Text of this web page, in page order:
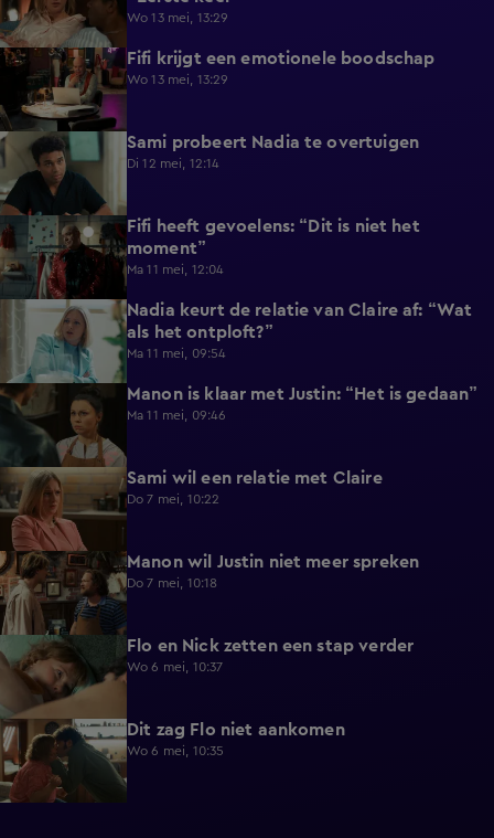
Wo 13 mei, 13:29
2:12 Fifi krijgt een emotionele boodschap
Wo 13 mei, 13:29
0:53 Sami probeert Nadia te overtuigen
Di 12 mei, 12:14
0:44
Fifi heeft gevoelens: “Dit is niet het
moment”
Ma 11 mei, 12:04
Nadia keurt de relatie van Claire af: “Wat
als het ontploft?”
Ma 11 mei, 09:54
0:59 Manon is klaar met Justin: “Het is gedaan”
Ma 11 mei, 09:46
1:21 Sami wil een relatie met Claire
Do 7 mei, 10:22
0:57 Manon wil Justin niet meer spreken
Do 7 mei, 10:18
0:45 Flo en Nick zetten een stap verder
Wo 6 mei, 10:37
0:37 Dit zag Flo niet aankomen
Wo 6 mei, 10:35